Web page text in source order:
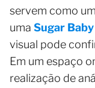
servem como
uma Sugar Baby
visual pode
Em um espaço
realização de